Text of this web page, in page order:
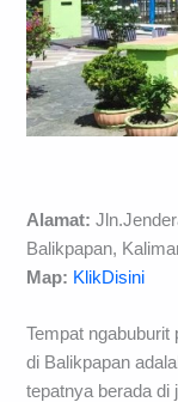
Alamat:
Balikpapan,
Map: KlikDisini
Tempat
di Balikpapan
tepatnya berada di